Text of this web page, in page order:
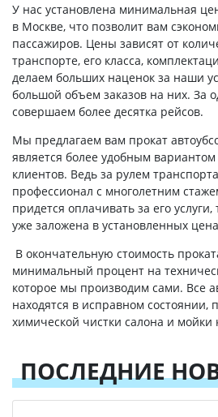
У нас установлена минимальная
в Москве, что позволит вам
пассажиров. Цены зависят от
транспорте, его класса,
делаем больших наценок за наши
большой объем заказов на них. За
совершаем более десятка рейсов.
Мы предлагаем вам прокат
является более удобным
клиентов. Ведь за рулем
профессионал с многолетним
придется оплачивать за его услуги,
уже заложена в установленных
В окончательную стоимость
минимальный процент на
которое мы производим сами. Все
находятся в исправном состоянии,
химической чистки салона и мойки
ПОСЛЕДНИЕ